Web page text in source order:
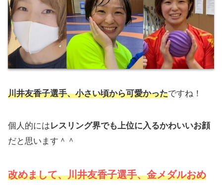
川井友香子選手、小さい頃から可愛かったですね！
個人的にはレスリング界でも上位に入るかわいいお顔
だと思います＾＾
改めまして、川井友香子選手、金メダルおめ